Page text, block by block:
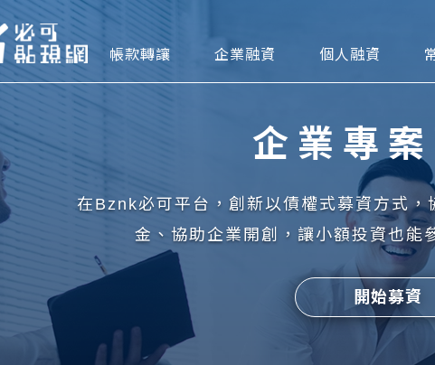
Bznk 必可貼現網
帳款轉讓 企業融資 個人融資
企業專
在Bznk必可平台，創新以債權式募資方式，
金、協助企業開創，讓小額投資也能
開始募資